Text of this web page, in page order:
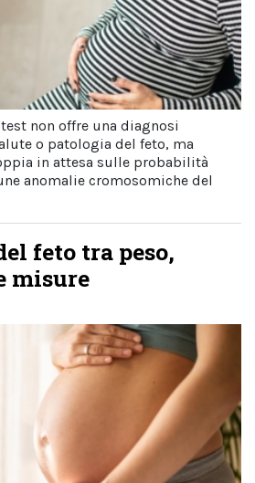
non offre una diagnosi
o patologia del feto, ma
in attesa sulle probabilità
anomalie cromosomiche del
feto tra peso,
misure